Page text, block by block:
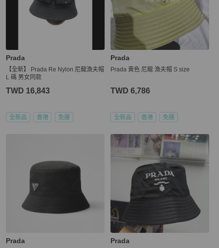
Prada
【全新】 Prada Re Nylon 尼龍漁夫帽
L 碼 男女同款
TWD 16,843
全新品 香港 免運
Prada
Prada 黃色 尼龍 漁夫帽 S size
TWD 6,786
全新品 香港 免運
Prada Prada